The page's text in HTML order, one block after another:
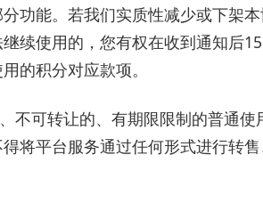
功能。若我们实质性减少或下架
续使用的，您有权在收到通知后
的积分对应款项。
不可转让的、有期限限制的普通使
将平台服务通过任何形式进行转